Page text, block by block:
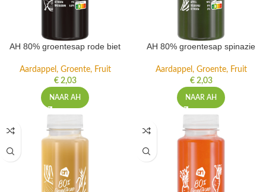
AH 80% groentesap rode biet
Aardappel, Groente, Fruit
€2,03
NAAR AH
AH 80% groentesap spinazie
Aardappel, Groente, Fruit
€2,03
NAAR AH